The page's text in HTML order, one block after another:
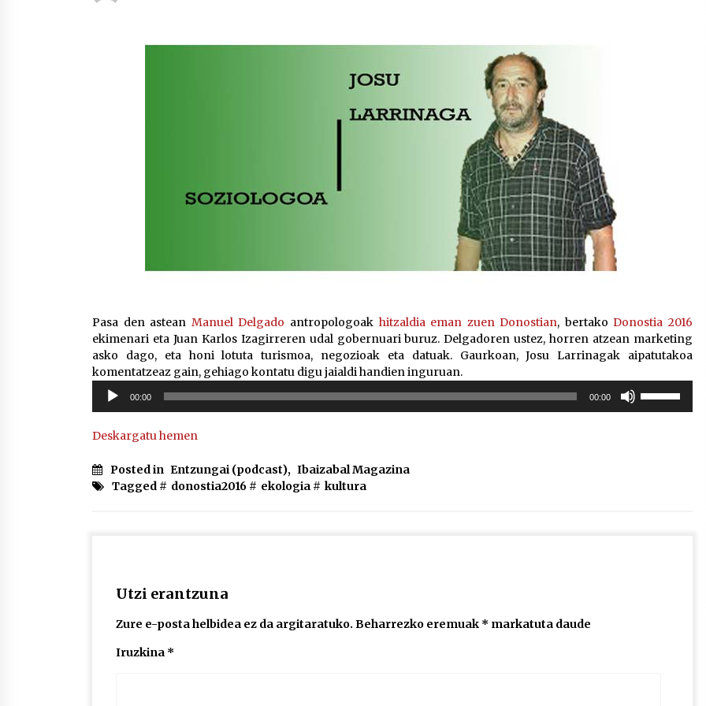
Larunbatean Plentziako Itsas
Martxa ospatuko da
2026/07/07
SOINUGELA: Paul McCartney eta
Ringo Starr-en lan berriak
2026/07/03
Pasa den astean Manuel Delgado antropologoak hitzaldia eman zuen Donostian, bertakoDonostia 2016
ekimenari eta Juan Karlos Izagirreren udal gobernuari buruz. Delgadoren ustez, horren atzean marketing
asko dago, eta honi lotuta turismoa, negozioak eta datuak. Gaurkoan, Josu Larrinagak aipatutakoa
komentatzeaz gain, gehiago kontatu digu jaialdi handien inguruan.
Soinu
erreproduzigailua
00:00 00:00
Deskargatu hemen
Posted in Entzungai (podcast), Ibaizabal Magazina
Tagged # donostia2016 # ekologia # kultura
Utzi erantzuna
Zure e-posta helbidea ez da argitaratuko. Beharrezko eremuak * markatuta daude
Iruzkina *